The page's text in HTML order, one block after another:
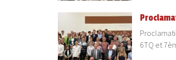
6TQ et